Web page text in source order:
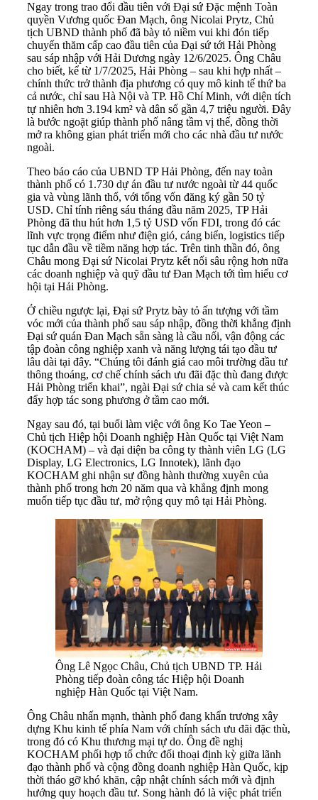
Ngay trong trao đổi đầu tiên với Đại sứ Đặc mệnh Toàn
quyền Vương quốc Đan Mạch, ông Nicolai Prytz, Chủ
tịch UBND thành phố đã bày tỏ niềm vui khi đón tiếp
chuyến thăm cấp cao đầu tiên của Đại sứ tới Hải Phòng
sau sáp nhập với Hải Dương ngày 12/6/2025. Ông Châu
cho biết, kể từ 1/7/2025, Hải Phòng – sau khi hợp nhất –
chính thức trở thành địa phương có quy mô kinh tế thứ ba
cả nước, chỉ sau Hà Nội và TP. Hồ Chí Minh, với diện tích
tự nhiên hơn 3.194 km² và dân số gần 4,7 triệu người. Đây
là bước ngoặt giúp thành phố nâng tầm vị thế, đồng thời
mở ra không gian phát triển mới cho các nhà đầu tư nước
ngoài.
Theo báo cáo của UBND TP Hải Phòng, đến nay toàn
thành phố có 1.730 dự án đầu tư nước ngoài từ 44 quốc
gia và vùng lãnh thổ, với tổng vốn đăng ký gần 50 tỷ
USD. Chỉ tính riêng sáu tháng đầu năm 2025, TP Hải
Phòng đã thu hút hơn 1,5 tỷ USD vốn FDI, trong đó các
lĩnh vực trọng điểm như điện gió, cảng biển, logistics tiếp
tục dẫn đầu về tiềm năng hợp tác. Trên tinh thần đó, ông
Châu mong Đại sứ Nicolai Prytz kết nối sâu rộng hơn nữa
các doanh nghiệp và quỹ đầu tư Đan Mạch tới tìm hiểu cơ
hội tại Hải Phòng.
Ở chiều ngược lại, Đại sứ Prytz bày tỏ ấn tượng với tầm
vóc mới của thành phố sau sáp nhập, đồng thời khẳng định
Đại sứ quán Đan Mạch sẵn sàng là cầu nối, vận động các
tập đoàn công nghiệp xanh và năng lượng tái tạo đầu tư
lâu dài tại đây. “Chúng tôi đánh giá cao môi trường đầu tư
thông thoáng, cơ chế chính sách ưu đãi đặc thù đang được
Hải Phòng triển khai”, ngài Đại sứ chia sẻ và cam kết thúc
đẩy hợp tác song phương ở tầm cao mới.
Ngay sau đó, tại buổi làm việc với ông Ko Tae Yeon –
Chủ tịch Hiệp hội Doanh nghiệp Hàn Quốc tại Việt Nam
(KOCHAM) – và đại diện ba công ty thành viên LG (LG
Display, LG Electronics, LG Innotek), lãnh đạo
KOCHAM ghi nhận sự đồng hành thường xuyên của
thành phố trong hơn 20 năm qua và khẳng định mong
muốn tiếp tục đầu tư, mở rộng quy mô tại Hải Phòng.
Ông Lê Ngọc Châu, Chủ tịch UBND TP. Hải
Phòng tiếp đoàn công tác Hiệp hội Doanh
nghiệp Hàn Quốc tại Việt Nam.
Ông Châu nhấn mạnh, thành phố đang khẩn trương xây
dựng Khu kinh tế phía Nam với chính sách ưu đãi đặc thù,
trong đó có Khu thương mại tự do. Ông đề nghị
KOCHAM phối hợp tổ chức đối thoại định kỳ giữa lãnh
đạo thành phố và cộng đồng doanh nghiệp Hàn Quốc, kịp
thời tháo gỡ khó khăn, cập nhật chính sách mới và định
hướng quy hoạch đầu tư. Song hành đó là việc phát triển